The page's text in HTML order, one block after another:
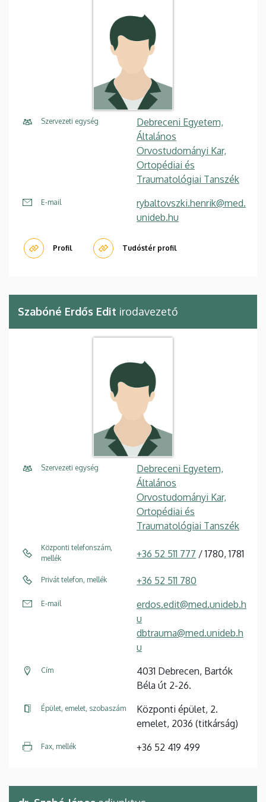
Szervezeti egység
Debreceni Egyetem,
Általános
Orvostudományi Kar,
Ortopédiai és
Traumatológiai Tanszék
E-mail
rybaltovszki.henrik@med.
unideb.hu
Profil Tudóstér profil
Szabóné Erdős Edit irodavezető
Szervezeti egység
Debreceni Egyetem,
Általános
Orvostudományi Kar,
Ortopédiai és
Traumatológiai Tanszék
Központi telefonszám,
mellék
+36 52 511 777 / 1780, 1781
Privát telefon, mellék +36 52 511 780
E-mail
erdos.edit@med.unideb.h
u
dbtrauma@med.unideb.h
u
Cím
4031 Debrecen, Bartók
Béla út 2-26.
Épület, emelet, szobaszám
Központi épület, 2.
emelet, 2036 (titkárság)
Fax, mellék +36 52 419 499